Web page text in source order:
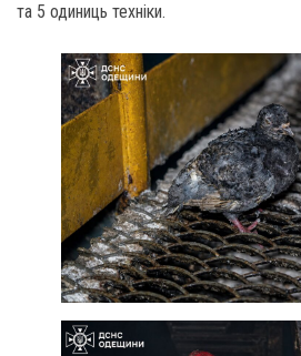
та 5 одиниць техніки.